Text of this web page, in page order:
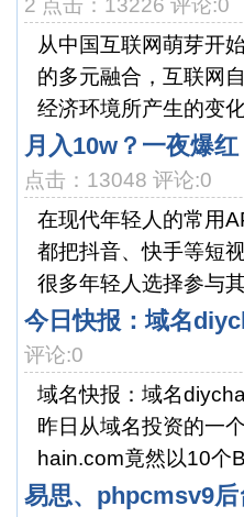
2 点击：13226 评论:0
从中国互联网萌芽开
的多元融合，互联网
经济环境所产生的变
月入10w？一夜爆
点击：13048 评论:0
在现代年轻人的常用
都把抖音、快手等短
很多年轻人选择参与
今日快报：域名
评论:0
域名快报：域名
昨日从域名投资的一
hain.com竟然以10个
易思、phpcmsv9后